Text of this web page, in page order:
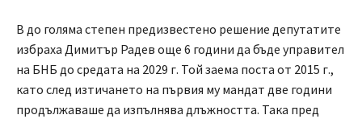
В до голяма степен предизвестено решение депутатите
избраха Димитър Радев още 6 години да бъде управител
на БНБ до средата на 2029 г. Той заема поста от 2015 г.,
като след изтичането на първия му мандат две години
продължаваше да изпълнява длъжността. Така пред